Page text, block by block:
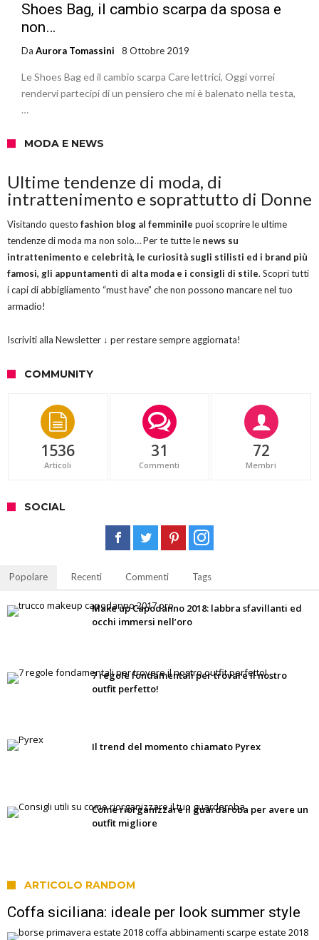
Shoes Bag, il cambio scarpa da sposa e
non…
Da Aurora Tomassini 8 Ottobre 2019
Le Shoes Bag ed il cambio scarpa Care lettrici, Oggi vorrei
rendervi partecipi di un pensiero che mi è balenato nella testa,
…
MODA E NEWS
Ultime tendenze di moda, di
intrattenimento e soprattutto di Donne
Visitando questo fashion blog al femminile puoi scoprire le ultime
tendenze di moda ma non solo… Per te tutte le news su
intrattenimento e celebrità, le curiosità sugli stilisti ed i brand più
famosi, gli appuntamenti di alta moda e i consigli di stile. Scopri tutti
i capi di abbigliamento “must have” che non possono mancare nel tuo
armadio!
Iscriviti alla Newsletter ↓ per restare sempre aggiornata!
COMMUNITY
1536
Articoli
31
Commenti
72
Membri
SOCIAL
Popolare Recenti Commenti Tags
Make up Capodanno 2018: labbra sfavillanti ed
occhi immersi nell’oro
7 regole fondamentali per trovare il nostro
outfit perfetto!
Il trend del momento chiamato Pyrex
Come riorganizzare il guardaroba per avere un
outfit migliore
ARTICOLO RANDOM
Coffa siciliana: ideale per look summer style